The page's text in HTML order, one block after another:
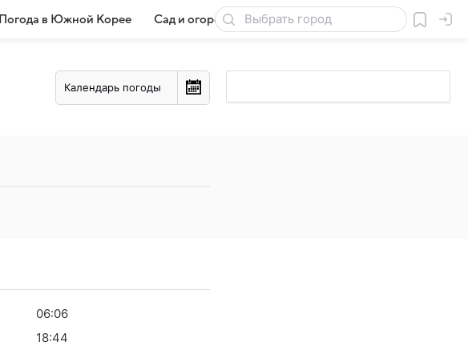
Погода в Южной Корее Сад и огород Товары для дачи
Календарь погоды
06:06
18:44